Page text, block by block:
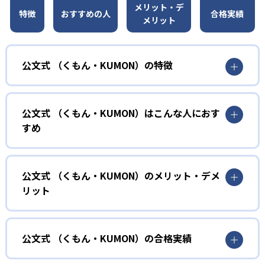
特徴 おすすめの人
メリット・デ
メリット
合格実績
公文式 （くもん・KUMON）の特徴
01
無学年式の学力別学習
KUMONでは、年齢や学年にとらわれずに、一人ひとりの学
力に応じたレベルから学習を始めている。
確実に100点が取れるレベルから少しずつ難易度を上げてい
しさを経験できる。
KUMONの教材は、簡単な問題から高度な問題へと、スモー
ルステップで進んでいけるよう工夫されている。このスタ
イルは子どもの学習意欲をかき立てるため、教えてもらう
という受け身の姿勢ではなく、自ら進んで学ぶ姿勢を身に
公文式 （くもん・KUMON）はこんな人におす
すめ
幼児
小学校に入る準備をしたい幼児向け
KUMONでは細かいステップに分かれた教材で、わかる楽し
さを経験しながら無理なく力を高めていける。
性格や学習への取り組み姿勢に合わせて内容も調整するた
め、小学校に入ってもつまずきにくい学力を身につけられ
るだろう。
公文式 （くもん・KUMON）のメリット・デメ
リット
どんなメリットがある？
KUMONでは自学自習スタイルで勉強するため、集中力や目
標に向かって頑張りやり抜く力を育むことができる。ま
た、年齢や学年にとらわれずに自分の学力に相応したレベ
公文式 （くもん・KUMON）の合格実績